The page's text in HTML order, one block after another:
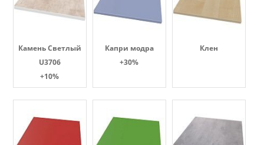
Камень Светлый
U3706
+10%
Капри модра
+30%
Клен